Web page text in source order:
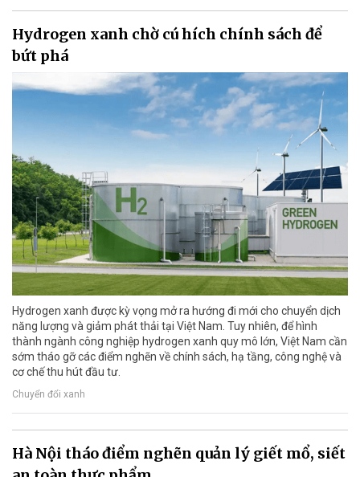
Hydrogen xanh chờ cú hích chính sách để
bứt phá
Hydrogen xanh được kỳ vọng mở ra hướng đi mới cho chuyển dịch
năng lượng và giảm phát thải tại Việt Nam. Tuy nhiên, để hình
thành ngành công nghiệp hydrogen xanh quy mô lớn, Việt Nam cần
sớm tháo gỡ các điểm nghẽn về chính sách, hạ tầng, công nghệ và
cơ chế thu hút đầu tư.
Chuyển đổi xanh
Hà Nội tháo điểm nghẽn quản lý giết mổ, siết